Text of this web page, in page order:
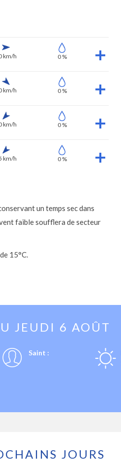
km/h 0 %
km/h 0 %
km/h 0 %
km/h 0 %
un temps sec dans
vent faible soufflera de secteur
15°C.
JEUDI 6 AOÛT
Saint :
JOURS